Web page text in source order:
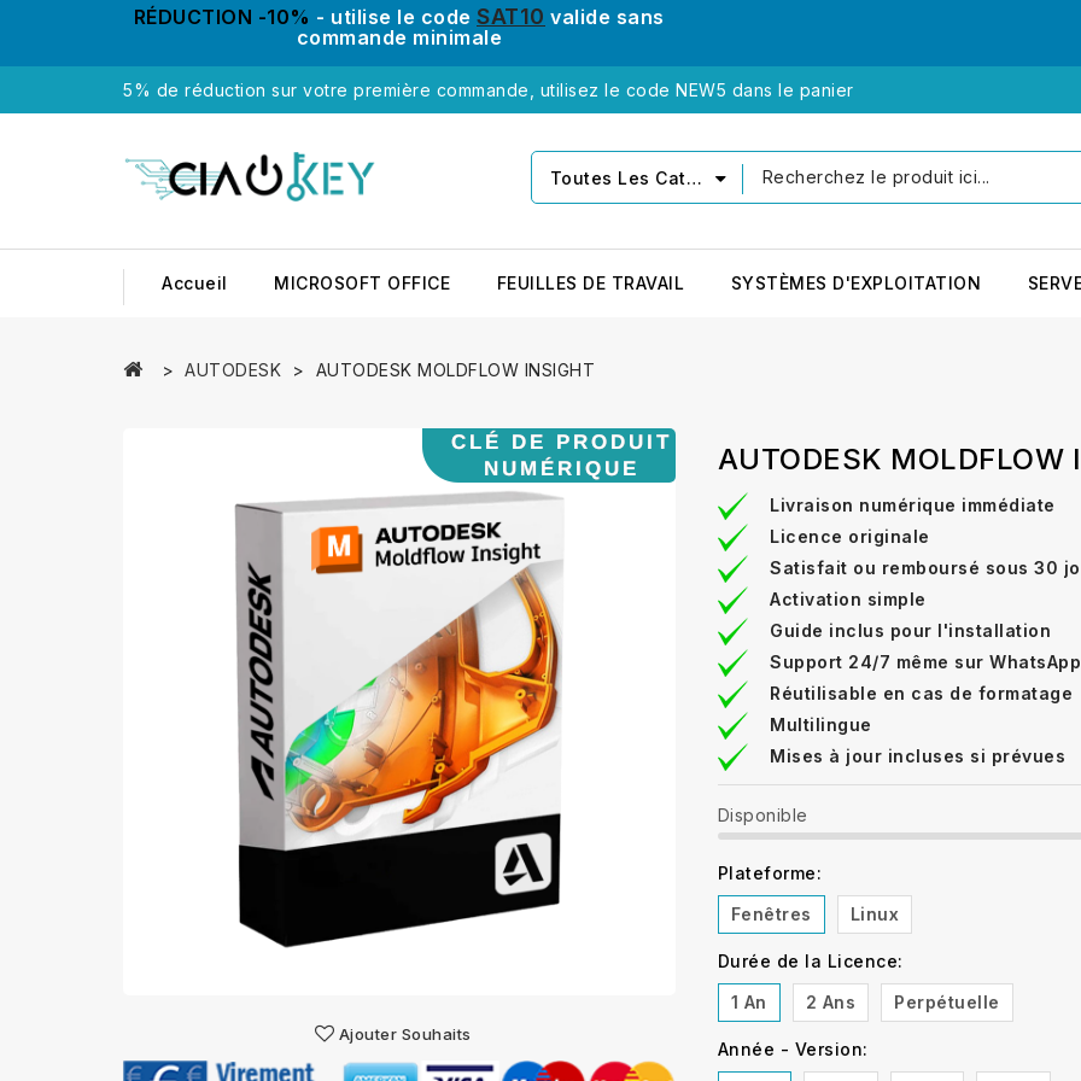
RÉDUCTION -10% - utilise le codeSAT10 valide sans
commande minimale
5% de réduction sur votre première commande, utilisez le code NEW5 dans le panier
Toutes Les Catégories
Accueil MICROSOFT OFFICE FEUILLES DE TRAVAIL SYSTÈMES D'EXPLOITATION
AUTODESK AUTODESK MOLDFLOW INSIGHT
Ajouter Souhaits
AUTODESK MOLDFLOW
Livraison numérique immédiate
Licence originale
Satisfait ou remboursé sous 30
Activation simple
Guide inclus pour l'installation
Support 24/7 même sur WhatsApp
Réutilisable en cas de formatage
Multilingue
Mises à jour incluses si prévues
Disponible
Plateforme:
Fenêtres
Linux
Durée de la Licence:
1 An
2 Ans Perpétuelle
Année - Version: